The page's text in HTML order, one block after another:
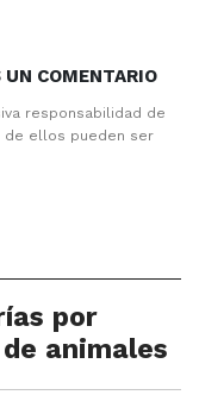
COMENTARIO
responsabilidad de
de ellos pueden ser
por
animales